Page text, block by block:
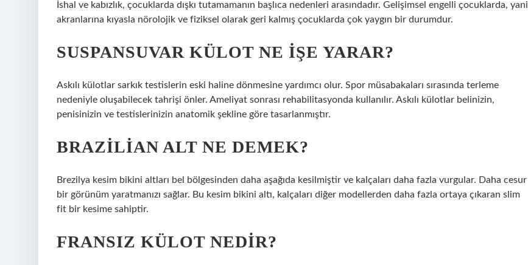
İshal ve kabızlık, çocuklarda dışkı tutamamanın başlıca nedenleri arasındadır. Gelişimsel engelli çocuklarda, yani
akranlarına kıyasla nörolojik ve fiziksel olarak geri kalmış çocuklarda çok yaygın bir durumdur.
SUSPANSUVAR KÜLOT NE IŞE YARAR?
Askılı külotlar sarkık testislerin eski haline dönmesine yardımcı olur. Spor müsabakaları sırasında terleme
nedeniyle oluşabilecek tahrişi önler. Ameliyat sonrası rehabilitasyonda kullanılır. Askılı külotlar belinizin,
penisinizin ve testislerinizin anatomik şekline göre tasarlanmıştır.
BRAZILIAN ALT NE DEMEK?
Brezilya kesim bikini altları bel bölgesinden daha aşağıda kesilmiştir ve kalçaları daha fazla vurgular. Daha cesur
bir görünüm yaratmanızı sağlar. Bu kesim bikini altı, kalçaları diğer modellerden daha fazla ortaya çıkaran slim
fit bir kesime sahiptir.
FRANSIZ KÜLOT NEDIR?